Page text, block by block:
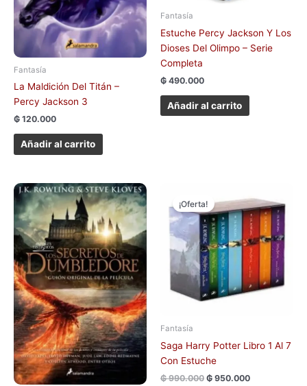
Fantasía
La Maldición Del Titán –
Percy Jackson 3
₲ 120.000
Añadir al carrito
Fantasía
Estuche Percy Jackson Y Los
Dioses Del Olimpo – Serie
Completa
₲ 490.000
Añadir al carrito
¡Oferta!
Fantasía
Saga Harry Potter Libro 1 Al 7
Con Estuche
₲990.000
precio
original
era:
₲ 990.000.
₲ 950.000
precio
actual
es:
₲ 950.000.